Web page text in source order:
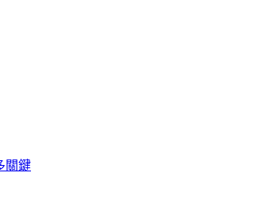
還在用嗎？